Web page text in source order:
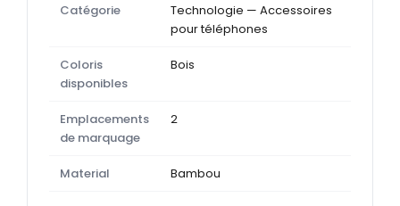
Cuisine
Catégorie
Technologie — Accessoires
pour téléphones
Coloris
disponibles
Bois
Emplacements
de marquage
2
Material Bambou